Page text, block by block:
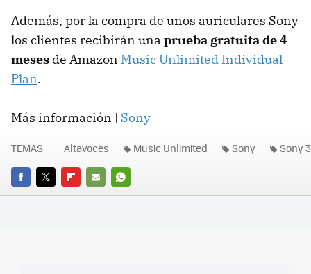
Además, por la compra de unos auriculares Sony
los clientes recibirán una prueba gratuita de 4
meses de Amazon Music Unlimited Individual
Plan.
Más información | Sony
FACEBOOK
TWITTERFLIPBOARD
E-
WHATSAPP
TEMAS Altavoces Music Unlimited Sony Sony